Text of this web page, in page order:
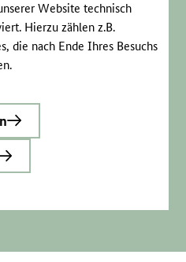
Website technisch
Hierzu zählen z.B.
die nach Ende Ihres Besuchs